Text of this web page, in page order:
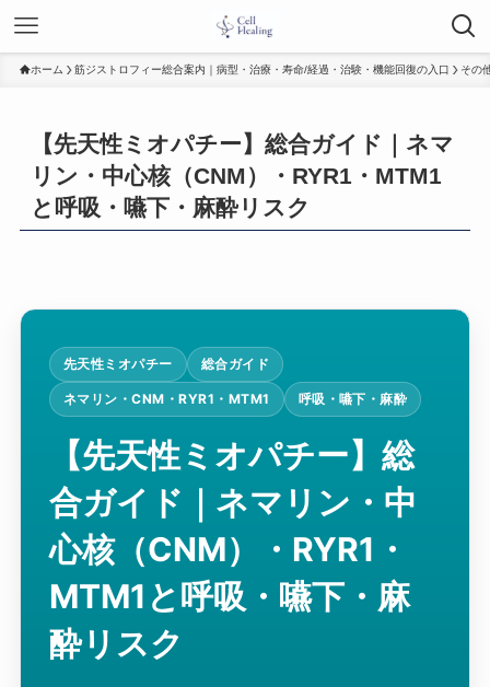
ホーム 筋ジストロフィー総合案内｜病型・治療・寿命/経過・治験・機能回復の入口 その
【先天性ミオパチー】総合ガイド｜ネマ
リン・中心核（CNM）・RYR1・MTM1
と呼吸・嚥下・麻酔リスク
先天性ミオパチー 総合ガイド
ネマリン・CNM・RYR1・MTM1 呼吸・嚥下・麻酔
【先天性ミオパチー】総
合ガイド｜ネマリン・中
心核（CNM）・RYR1・
MTM1と呼吸・嚥下・麻
酔リスク